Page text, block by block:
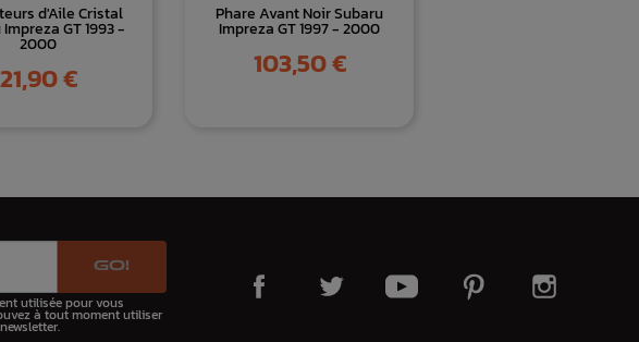
d'Aile Cristal
GT 1993 -
2000
Prix
21,90 €
Phare Avant Noir Subaru
Impreza GT 1997 - 2000
Prix
103,50 €
GO!
utilisée pour vous
à tout moment utiliser